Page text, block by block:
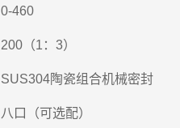
0-460
200（1：3）
SUS304陶瓷组合机械密封
八口（可选配）